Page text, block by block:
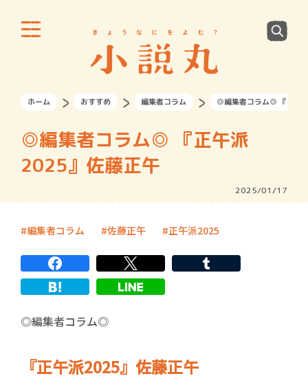
ホーム おすすめ 編集者コラム ◎編集者コラム◎ 『正午
◎編集者コラム◎ 『正午派
2025』佐藤正午
2025/01/17
編集者コラム 佐藤正午 正午派2025
◎編集者コラム◎
『正午派2025』佐藤正午